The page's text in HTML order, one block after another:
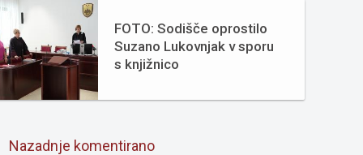
FOTO: Sodišče oprostilo
Suzano Lukovnjak v sporu
s knjižnico
Nazadnje komentirano